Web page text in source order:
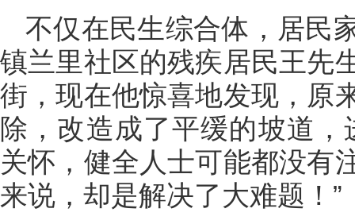
不仅在民生综合体，居民
镇兰里社区的残疾居民王先
街，现在他惊喜地发现，原
除，改造成了平缓的坡道
关怀，健全人士可能都没有
来说，却是解决了大难题！”